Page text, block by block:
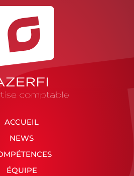
ACCUEIL
NEWS
ÉQUIPE